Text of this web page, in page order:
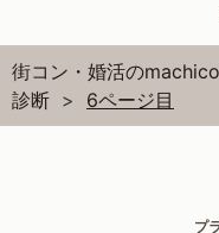
街コン・婚活の
診断
6ページ目
プ